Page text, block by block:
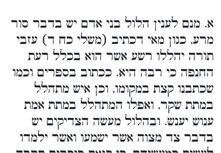
א. מנם לענין הלול בני אדם יש בדבר סור
מרע, כגון מאי דכתיב (משלי כח ד) עזבי
תורה יהללו רשע אשר הוא בכלל רעת
החנפה כי רבה היא. ככתוב בספרים וכמו
שכתבנו קצת במקומו, וכן איש מתהלל
במתת שקר, ואפלו המתהלל במתת אמת
ענוש יענש. ובהלול מעשה הצדיקים יש
בדבר צד מצוה אשר ישמעו ואשר ילמדו